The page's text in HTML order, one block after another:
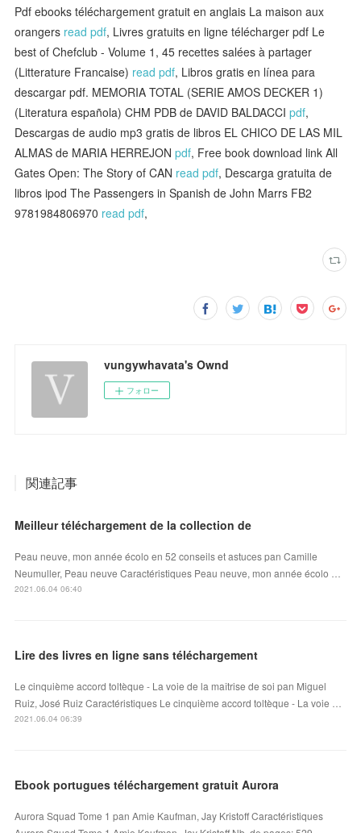
Pdf ebooks téléchargement gratuit en anglais La maison aux
orangers read pdf, Livres gratuits en ligne télécharger pdf Le
best of Chefclub - Volume 1, 45 recettes salées à partager
(Litterature Francaise) read pdf, Libros gratis en línea para
descargar pdf. MEMORIA TOTAL (SERIE AMOS DECKER 1)
(Literatura española) CHM PDB de DAVID BALDACCIpdf,
Descargas de audio mp3 gratis de libros EL CHICO DE LAS MIL
ALMAS de MARIA HERREJONpdf, Free book download link All
Gates Open: The Story of CAN read pdf, Descarga gratuita de
libros ipod The Passengers in Spanish de John Marrs FB2
9781984806970 read pdf,
vungywhavata's Ownd
フォロー
関連記事
Meilleur téléchargement de la collection de
Peau neuve, mon année écolo en 52 conseils et astuces pan Camille
Neumuller, Peau neuve Caractéristiques Peau neuve, mon année écolo …
2021.06.04 06:40
Lire des livres en ligne sans téléchargement
Le cinquième accord toltèque - La voie de la maîtrise de soi pan Miguel
Ruiz, José Ruiz Caractéristiques Le cinquième accord toltèque - La voie …
2021.06.04 06:39
Ebook portugues téléchargement gratuit Aurora
Aurora Squad Tome 1 pan Amie Kaufman, Jay Kristoff Caractéristiques